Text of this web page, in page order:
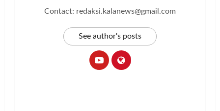
Contact: redaksi.kalanews@gmail.com
See author's posts